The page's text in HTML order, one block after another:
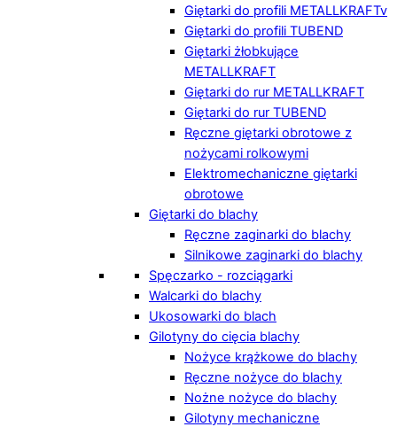
Giętarki do profili METALLKRAFTv
Giętarki do profili TUBEND
Giętarki żłobkujące
METALLKRAFT
Giętarki do rur METALLKRAFT
Giętarki do rur TUBEND
Ręczne giętarki obrotowe z
nożycami rolkowymi
Elektromechaniczne giętarki
obrotowe
Giętarki do blachy
Ręczne zaginarki do blachy
Silnikowe zaginarki do blachy
Spęczarko - rozciągarki
Walcarki do blachy
Ukosowarki do blach
Gilotyny do cięcia blachy
Nożyce krążkowe do blachy
Ręczne nożyce do blachy
Nożne nożyce do blachy
Gilotyny mechaniczne